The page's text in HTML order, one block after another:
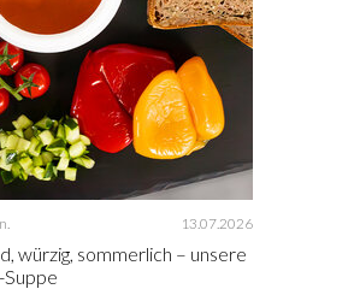
13.07.2026
würzig, sommerlich – unsere
Suppe